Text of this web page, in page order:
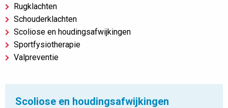
Rugklachten
Schouderklachten
Scoliose en houdingsafwijkingen
Sportfysiotherapie
Valpreventie
Scoliose en houdingsafwijkingen